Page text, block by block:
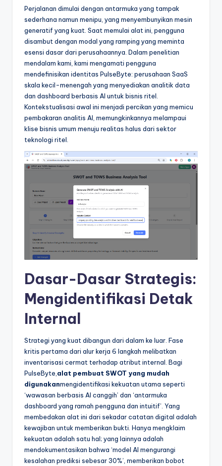
w
d
Perjalanan dimulai dengan antarmuka yang tampak
sederhana namun menipu, yang menyembunyikan mesin
generatif yang kuat. Saat memulai alat ini, pengguna
disambut dengan modal yang ramping yang meminta
esensi dasar dari perusahaannya. Dalam penelitian
mendalam kami, kami mengamati pengguna
mendefinisikan identitas PulseByte: perusahaan SaaS
skala kecil-menengah yang menyediakan analitik data
dan dashboard berbasis AI untuk bisnis ritel.
Kontekstualisasi awal ini menjadi percikan yang memicu
pembakaran analitis AI, memungkinkannya melampaui
klise bisnis umum menuju realitas halus dari sektor
teknologi ritel.
Dasar-Dasar Strategis:
Mengidentifikasi Detak
Internal
Strategi yang kuat dibangun dari dalam ke luar. Fase
kritis pertama dari alur kerja 6 langkah melibatkan
inventarisasi cermat terhadap atribut internal. Bagi
PulseByte, alat pembuat SWOT yang mudah
digunakanmengidentifikasi kekuatan utama seperti
‘wawasan berbasis AI canggih’ dan ‘antarmuka
dashboard yang ramah pengguna dan intuitif’. Yang
membedakan alat ini dari sekadar catatan digital adalah
kewajiban untuk memberikan bukti. Hanya mengklaim
kekuatan adalah satu hal; yang lainnya adalah
mendokumentasikan bahwa ‘model AI mengurangi
kesalahan prediksi sebesar 30%’, memberikan bobot